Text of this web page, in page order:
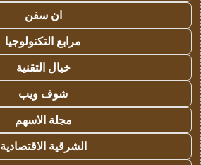
ان سفن
مرابع التكنولوجيا
خيال التقنية
شوف ويب
مجلة الاسهم
الشرقية الاقتصادية